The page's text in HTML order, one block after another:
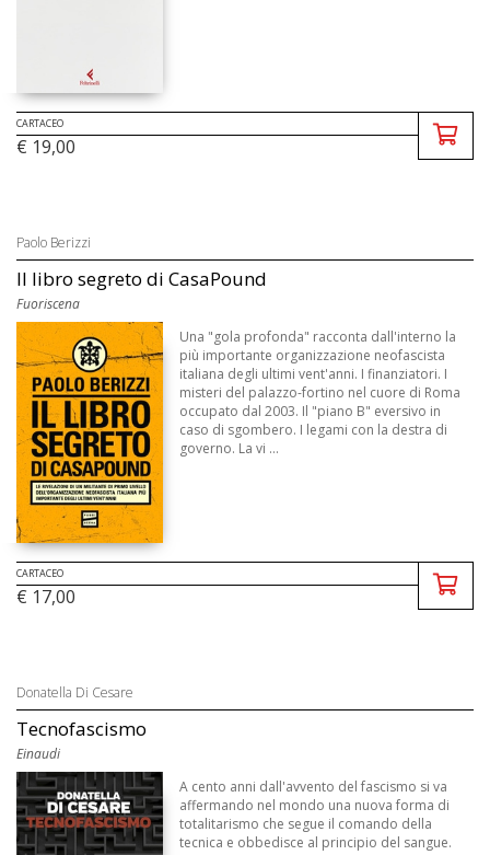
CARTACEO
€ 19,00
Paolo Berizzi
Il libro segreto di CasaPound
Fuoriscena
Una "gola profonda" racconta dall'interno la
più importante organizzazione neofascista
italiana degli ultimi vent'anni. I finanziatori. I
misteri del palazzo-fortino nel cuore di Roma
occupato dal 2003. Il "piano B" eversivo in
caso di sgombero. I legami con la destra di
governo. La vi ...
CARTACEO
€ 17,00
Donatella Di Cesare
Tecnofascismo
Einaudi
A cento anni dall'avvento del fascismo si va
affermando nel mondo una nuova forma di
totalitarismo che segue il comando della
tecnica e obbedisce al principio del sangue.